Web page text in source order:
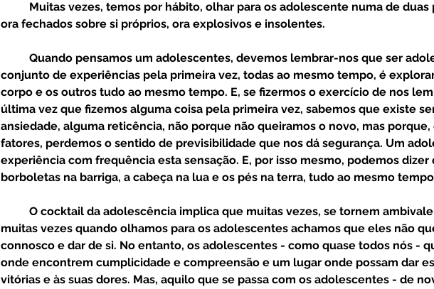
ora fechados sobre si próprios, ora explosivos e insolentes.
conjunto de experiências pela primeira vez, todas ao mesmo tempo, é
corpo e os outros tudo ao mesmo tempo. E, se fizermos o exercício de nos
última vez que fizemos alguma coisa pela primeira vez, sabemos que existe
ansiedade, alguma reticência, não porque não queiramos o novo, mas
fatores, perdemos o sentido de previsibilidade que nos dá segurança. Um
experiência com frequência esta sensação. E, por isso mesmo, podemos dizer
borboletas na barriga, a cabeça na lua e os pés na terra, tudo ao mesmo
muitas vezes quando olhamos para os adolescentes achamos que eles não
connosco e dar de si. No entanto, os adolescentes - como quase todos nós -
onde encontrem cumplicidade e compreensão e um lugar onde possam dar
vitórias e às suas dores. Mas, aquilo que se passa com os adolescentes - de